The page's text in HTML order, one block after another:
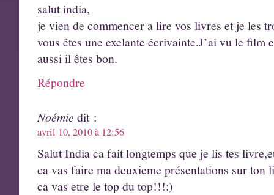
salut india,
je vien de commencer a lire vos livres et je les
vous êtes une exelante écrivainte.J’ai vu le film
aussi il êtes bon.
Répondre
Noémie dit :
avril 10, 2010 à 12:56
Salut India ca fait longtemps que je lis tes
ca vas faire ma deuxieme présentations sur ton
ca vas etre le top du top!!!:)